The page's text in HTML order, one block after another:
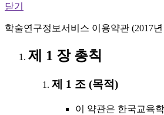
닫기
학술연구정보서비스 이용약관 (2017
제 1 장 총칙
제 1 조 (목적)
이 약관은 한국교육